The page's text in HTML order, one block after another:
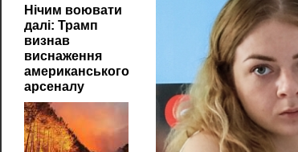
Нічим воювати
далі: Трамп
визнав
виснаження
американського
арсеналу